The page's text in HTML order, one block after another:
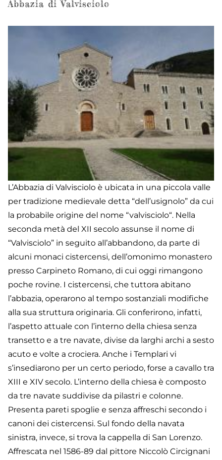
Abbazia di Valvisciolo
L’Abbazia di Valvisciolo è ubicata in una piccola valle
per tradizione medievale detta “dell’usignolo” da cui
la probabile origine del nome “valvisciolo“. Nella
seconda metà del XII secolo assunse il nome di
“Valvisciolo” in seguito all’abbandono, da parte di
alcuni monaci cistercensi, dell’omonimo monastero
presso Carpineto Romano, di cui oggi rimangono
poche rovine. I cistercensi, che tuttora abitano
l’abbazia, operarono al tempo sostanziali modifiche
alla sua struttura originaria. Gli conferirono, infatti,
l’aspetto attuale con l’interno della chiesa senza
transetto e a tre navate, divise da larghi archi a sesto
acuto e volte a crociera. Anche i Templari vi
s’insediarono per un certo periodo, forse a cavallo tra
XIII e XIV secolo. L’interno della chiesa è composto
da tre navate suddivise da pilastri e colonne.
Presenta pareti spoglie e senza affreschi secondo i
canoni dei cistercensi. Sul fondo della navata
sinistra, invece, si trova la cappella di San Lorenzo.
Affrescata nel 1586-89 dal pittore Niccolò Circignani